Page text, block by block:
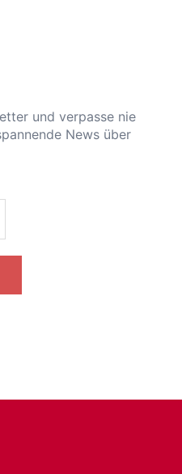
und verpasse nie
News über